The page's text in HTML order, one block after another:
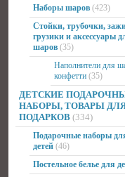
Наборы шаров (423)
Стойки, трубочки,
грузики и аксессуары
шаров (35)
Наполнители для
конфетти (35)
ДЕТСКИЕ
НАБОРЫ, ТОВАРЫ
ПОДАРКОВ (334)
Подарочные наборы
детей (46)
Постельное белье для